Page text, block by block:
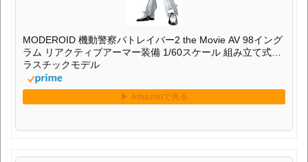
MODEROID 機動警察パトレイバー2 the Movie AV 98イング
ラム リアクティブアーマー装備 1/60スケール 組み立て式プ
ラスチックモデル